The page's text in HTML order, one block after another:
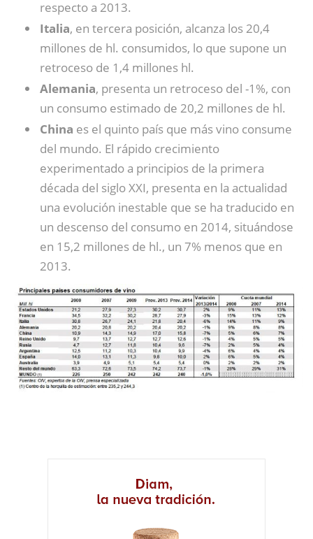
respecto a 2013.
Italia, en tercera posición, alcanza los 20,4
millones de hl. consumidos, lo que supone un
retroceso de 1,4 millones hl.
Alemania, presenta un retroceso del -1%, con
un consumo estimado de 20,2 millones de hl.
China es el quinto país que más vino consume
del mundo. El rápido crecimiento
experimentado a principios de la primera
década del siglo XXI, presenta en la actualidad
una evolución inestable que se ha traducido en
un descenso del consumo en 2014, situándose
en 15,2 millones de hl., un 7% menos que en
2013.